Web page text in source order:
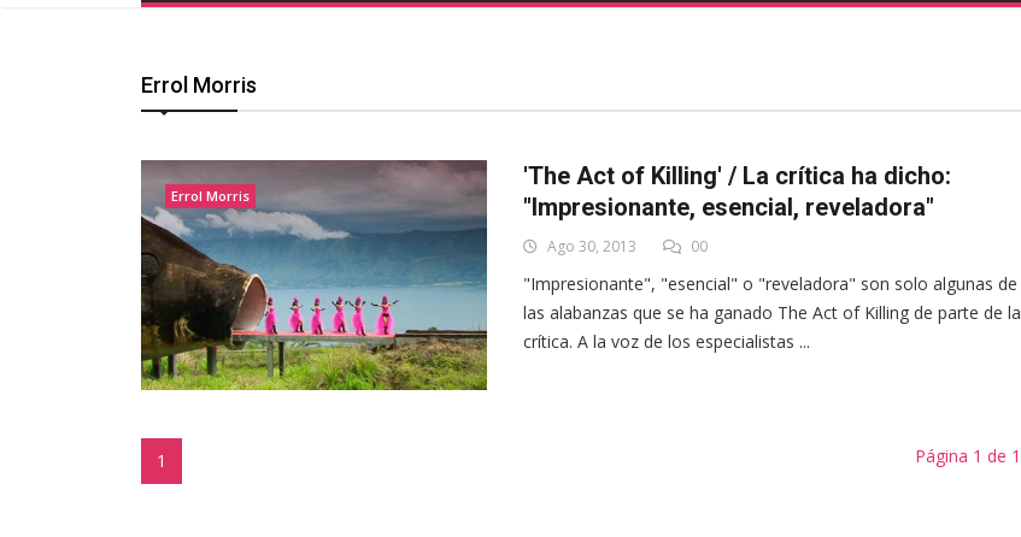
Errol Morris
Errol Morris
'The Act of Killing' / La crítica ha dicho:
"Impresionante, esencial, reveladora"
Ago 30, 2013 00
"Impresionante", "esencial" o "reveladora" son solo algunas de
las alabanzas que se ha ganado The Act of Killing de parte de la
crítica. A la voz de los especialistas ...
1 Página 1 de 1